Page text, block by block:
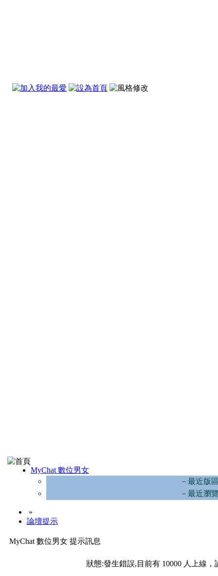
MyChat 數位男女
－最近版
－最近瀏
»
論壇提示
MyChat 數位男女 提示訊息
狀態:發生錯誤,目前有 10000 人上線